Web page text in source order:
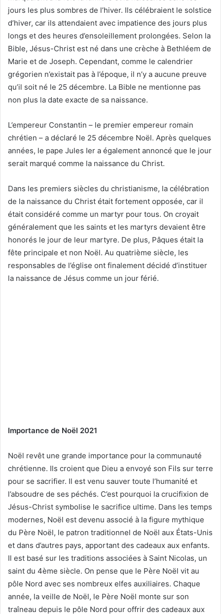
jours les plus sombres de l’hiver. Ils célébraient le solstice
d’hiver, car ils attendaient avec impatience des jours plus
longs et des heures d’ensoleillement prolongées. Selon la
Bible, Jésus-Christ est né dans une crèche à Bethléem de
Marie et de Joseph. Cependant, comme le calendrier
grégorien n’existait pas à l’époque, il n’y a aucune preuve
qu’il soit né le 25 décembre. La Bible ne mentionne pas
non plus la date exacte de sa naissance.
L’empereur Constantin – le premier empereur romain
chrétien – a déclaré le 25 décembre Noël. Après quelques
années, le pape Jules Ier a également annoncé que le jour
serait marqué comme la naissance du Christ.
Dans les premiers siècles du christianisme, la célébration
de la naissance du Christ était fortement opposée, car il
était considéré comme un martyr pour tous. On croyait
généralement que les saints et les martyrs devaient être
honorés le jour de leur martyre. De plus, Pâques était la
fête principale et non Noël. Au quatrième siècle, les
responsables de l’église ont finalement décidé d’instituer
la naissance de Jésus comme un jour férié.
Importance de Noël 2021
Noël revêt une grande importance pour la communauté
chrétienne. Ils croient que Dieu a envoyé son Fils sur terre
pour se sacrifier. Il est venu sauver toute l’humanité et
l’absoudre de ses péchés. C’est pourquoi la crucifixion de
Jésus-Christ symbolise le sacrifice ultime. Dans les temps
modernes, Noël est devenu associé à la figure mythique
du Père Noël, le patron traditionnel de Noël aux États-Unis
et dans d’autres pays, apportant des cadeaux aux enfants.
Il est basé sur les traditions associées à Saint Nicolas, un
saint du 4ème siècle. On pense que le Père Noël vit au
pôle Nord avec ses nombreux elfes auxiliaires. Chaque
année, la veille de Noël, le Père Noël monte sur son
traîneau depuis le pôle Nord pour offrir des cadeaux aux